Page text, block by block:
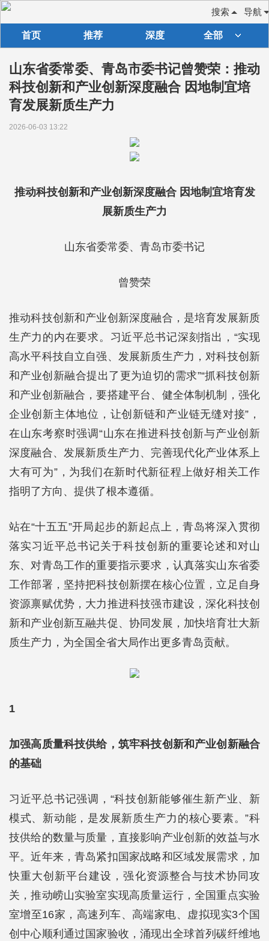
导航
搜索
首页 推荐 深度 全部
山东省委常委、青岛市委书记曾赞荣：推动
科技创新和产业创新深度融合 因地制宜培
育发展新质生产力
2026-06-03 13:22
推动科技创新和产业创新深度融合 因地制宜培育发
展新质生产力
山东省委常委、青岛市委书记
曾赞荣
推动科技创新和产业创新深度融合，是培育发展新质
生产力的内在要求。习近平总书记深刻指出，“实现
高水平科技自立自强、发展新质生产力，对科技创新
和产业创新融合提出了更为迫切的需求”“抓科技创新
和产业创新融合，要搭建平台、健全体制机制，强化
企业创新主体地位，让创新链和产业链无缝对接”，
在山东考察时强调“山东在推进科技创新与产业创新
深度融合、发展新质生产力、完善现代化产业体系上
大有可为”，为我们在新时代新征程上做好相关工作
指明了方向、提供了根本遵循。
站在“十五五”开局起步的新起点上，青岛将深入贯彻
落实习近平总书记关于科技创新的重要论述和对山
东、对青岛工作的重要指示要求，认真落实山东省委
工作部署，坚持把科技创新摆在核心位置，立足自身
资源禀赋优势，大力推进科技强市建设，深化科技创
新和产业创新互融共促、协同发展，加快培育壮大新
质生产力，为全国全省大局作出更多青岛贡献。
1
加强高质量科技供给，筑牢科技创新和产业创新融合
的基础
习近平总书记强调，“科技创新能够催生新产业、新
模式、新动能，是发展新质生产力的核心要素。”科
技供给的数量与质量，直接影响产业创新的效益与水
平。近年来，青岛紧扣国家战略和区域发展需求，加
快重大创新平台建设，强化资源整合与技术协同攻
关，推动崂山实验室实现高质量运行，全国重点实验
室增至16家，高速列车、高端家电、虚拟现实3个国
创中心顺利通过国家验收，涌现出全球首列碳纤维地